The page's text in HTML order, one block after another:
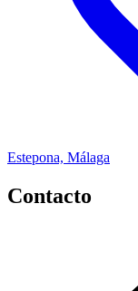
Estepona, Málaga
Contacto